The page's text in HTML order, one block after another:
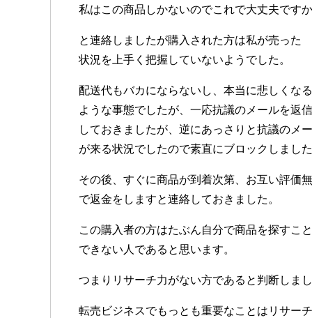
私はこの商品しかないのでこれで大丈夫ですか
と連絡しましたが購入された方は私が売った
状況を上手く把握していないようでした。
配送代もバカにならないし、本当に悲しくなる
ような事態でしたが、一応抗議のメールを返信
しておきましたが、逆にあっさりと抗議のメ
が来る状況でしたので素直にブロックしました
その後、すぐに商品が到着次第、お互い評価
で返金をしますと連絡しておきました。
この購入者の方はたぶん自分で商品を探すこ
できない人であると思います。
つまりリサーチ力がない方であると判断しまし
転売ビジネスでもっとも重要なことはリサーチ